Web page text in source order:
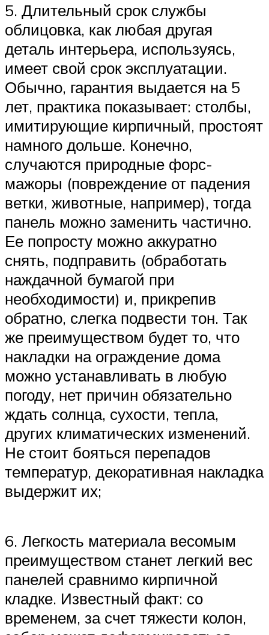
5. Длительный срок службы
облицовка, как любая другая
деталь интерьера, используясь,
имеет свой срок эксплуатации.
Обычно, гарантия выдается на 5
лет, практика показывает: столбы,
имитирующие кирпичный, простоят
намного дольше. Конечно,
случаются природные форс-
мажоры (повреждение от падения
ветки, животные, например), тогда
панель можно заменить частично.
Ее попросту можно аккуратно
снять, подправить (обработать
наждачной бумагой при
необходимости) и, прикрепив
обратно, слегка подвести тон. Так
же преимуществом будет то, что
накладки на ограждение дома
можно устанавливать в любую
погоду, нет причин обязательно
ждать солнца, сухости, тепла,
других климатических изменений.
Не стоит бояться перепадов
температур, декоративная накладка
выдержит их;
6. Легкость материала весомым
преимуществом станет легкий вес
панелей сравнимо кирпичной
кладке. Известный факт: со
временем, за счет тяжести колон,